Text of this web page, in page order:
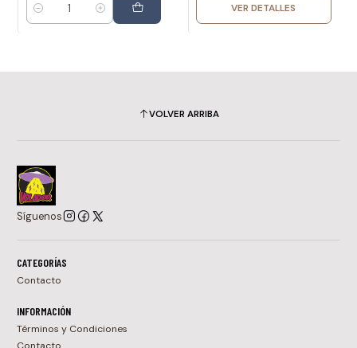
Cantidad
VER DETALLES
VOLVER ARRIBA
Síguenos
CATEGORÍAS
Contacto
INFORMACIÓN
Términos y Condiciones